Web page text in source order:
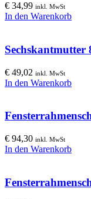
€ 34,99 inkl. MwSt
In den Warenkorb
Sechskantmutter
€ 49,02 inkl. MwSt
In den Warenkorb
€ 94,30 inkl. MwSt
In den Warenkorb